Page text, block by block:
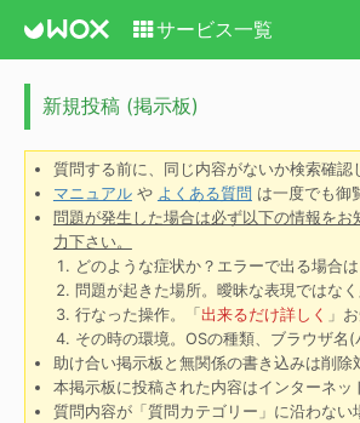
サービス一覧
新規投稿 (掲示板)
質問する前に、同じ内容がないか検索確認
マニュアルや よくある質問 は一度でも御
問題が発生した場合は必ず以下の情報をお
力下さい。
どのような症状か？エラーで出る場合は
問題が起きた場所。曖昧な表現ではなく
行なった操作。「 出来るだけ詳しく 」
その時の環境。OSの種類、ブラウザ名
助け合い掲示板と無関係の書き込みは削除
本掲示板に投稿された内容はインターネッ
質問内容が「質問カテゴリー」に沿わない